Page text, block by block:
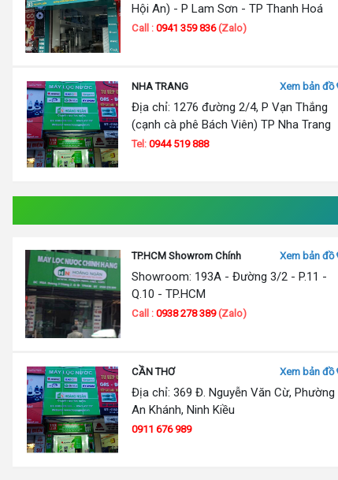
Hội An) - P Lam Sơn - TP Thanh Hoá
Call : 0941 359 836(Zalo)
NHA TRANG Xem bản đồ
Địa chỉ: 1276 đường 2/4, P Vạn Thắng
(cạnh cà phê Bách Viên) TP Nha Trang
Tel: 0944 519 888
TP.HCM Showrom Chính Xem bản đồ
Showroom: 193A - Đường 3/2 - P.11 -
Q.10 - TP.HCM
Call : 0938 278 389(Zalo)
CẦN THƠ Xem bản đồ
Địa chỉ: 369 Đ. Nguyễn Văn Cừ, Phường
An Khánh, Ninh Kiều
0911 676 989